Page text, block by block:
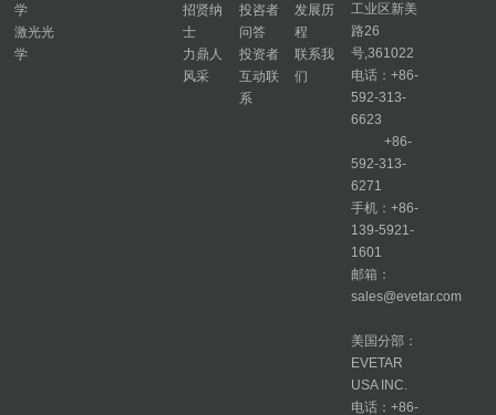
学
激光光
学
招贤纳
士
力鼎人
风采
投咨者
问答
投资者
互动联
系
发展历
程
联系我
们
工业区新美
路26
号,361022
电话：+86-
592-313-
6623
+86-
592-313-
6271
手机：+86-
139-5921-
1601
邮箱：
sales@evetar.com
美国分部：
EVETAR
USA INC.
电话：+86-